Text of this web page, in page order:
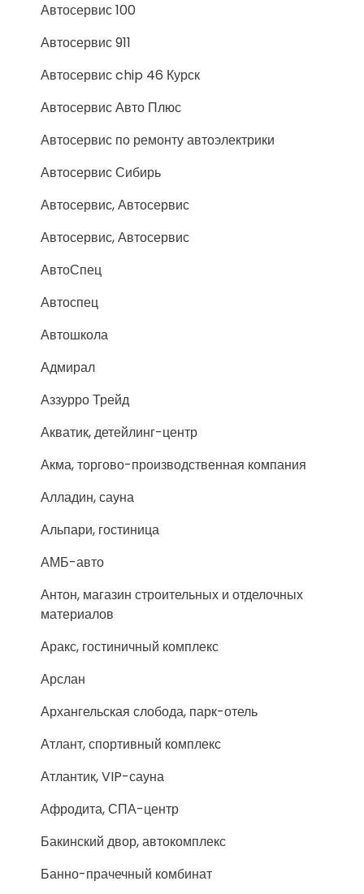
Автосервис 100
Автосервис 911
Автосервис chip 46 Курск
Автосервис Авто Плюс
Автосервис по ремонту автоэлектрики
Автосервис Сибирь
Автосервис, Автосервис
Автосервис, Автосервис
АвтоСпец
Автоспец
Автошкола
Адмирал
Аззурро Трейд
Акватик, детейлинг-центр
Акма, торгово-производственная компания
Алладин, сауна
Альпари, гостиница
АМБ-авто
Антон, магазин строительных и отделочных
материалов
Аракс, гостиничный комплекс
Арслан
Архангельская слобода, парк-отель
Атлант, спортивный комплекс
Атлантик, VIP-сауна
Афродита, СПА-центр
Бакинский двор, автокомплекс
Банно-прачечный комбинат